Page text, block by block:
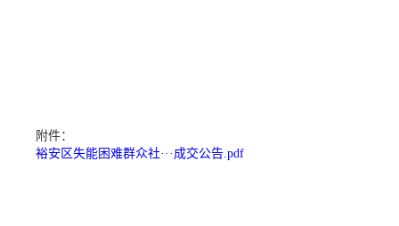
附件：
裕安区失能困难群众社···成交公告.pdf